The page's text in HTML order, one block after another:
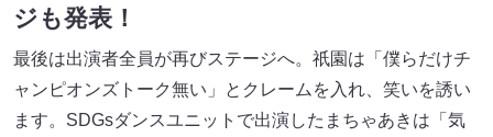
ジも発表！
最後は出演者全員が再びステージへ。祇園は「僕らだけチ
ャンピオンズトーク無い」とクレームを入れ、笑いを誘い
ます。SDGsダンスユニットで出演したまちゃあきは「気